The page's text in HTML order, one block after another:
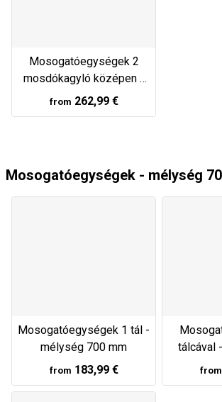
Mosogatóegységek 2
mosdókagyló középen -
mélység 600 mm
from 262,99 €
Mosogatóegységek - mélység
Mosogatóegységek 1 tál -
mélység 700 mm
from 183,99 €
tálcával
from